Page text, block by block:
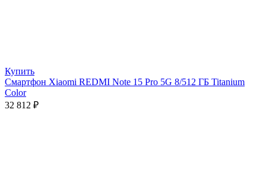
Купить
Смартфон Xiaomi REDMI Note 15 Pro 5G 8/512 ГБ Titanium
Color
32 812 ₽